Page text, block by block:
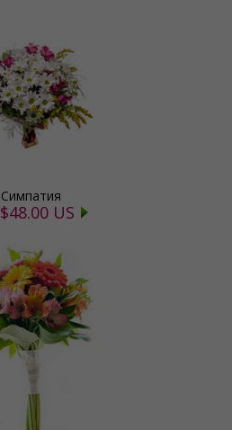
Симпатия
$48.00 US